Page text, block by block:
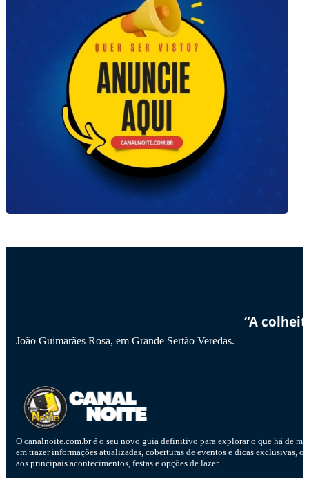
“A
João Guimarães Rosa, em Grande Sertão Veredas.
O canalnoite.com.br é o seu novo guia definitivo para explorar o que há de
em trazer informações atualizadas, coberturas de eventos e dicas exclusivas,
aos principais acontecimentos, festas e opções de lazer.